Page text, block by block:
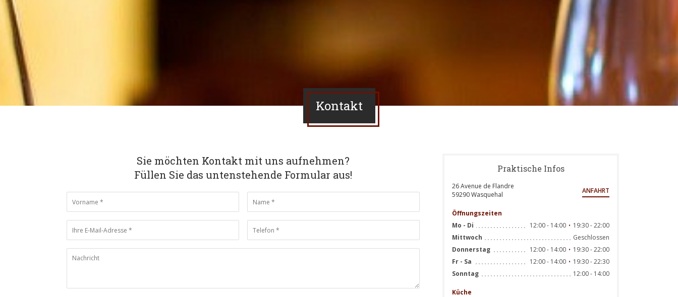
Kontakt
Sie möchten Kontakt mit uns aufnehmen?
Füllen Sie das untenstehende Formular aus!
Praktische Infos
26 Avenue de Flandre
59290 Wasquehal
ANFAHRT
Öffnungszeiten
Mo - Di 12:00 - 14:00 • 19:30 - 22:00
Mittwoch
Geschlossen
Donnerstag
12:00 - 14:00 • 19:30 - 22:00
Fr - Sa 12:00 - 14:00 • 19:30 - 22:30
Sonntag
12:00 - 14:00
Küche